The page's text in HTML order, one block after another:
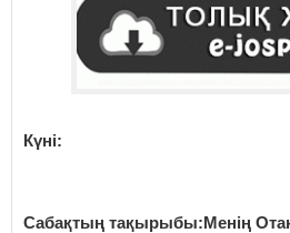
Күні:
Сабақтың тақырыбы:Менің